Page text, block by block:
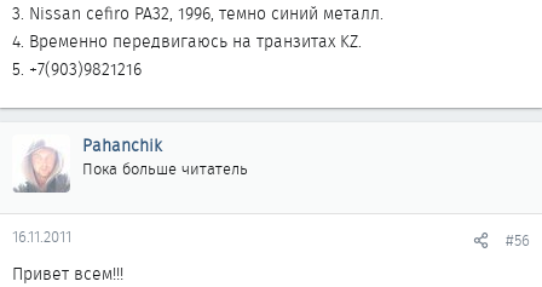
3. Nissan cefiro PA32, 1996, темно синий металл.
4. Временно передвигаюсь на транзитах KZ.
5. +7(903)9821216
Pahanchik
Пока больше читатель
16.11.2011 #56
Привет всем!!!